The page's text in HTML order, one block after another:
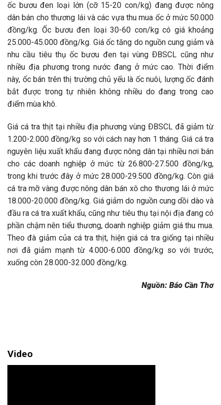
ốc bươu đen loại lớn (cỡ 15-20 con/kg) đang được nông
dân bán cho thương lái và các vựa thu mua ốc ở mức 50.000
đồng/kg. Ốc bươu đen loại 30-60 con/kg có giá khoảng
25.000-45.000 đồng/kg. Giá ốc tăng do nguồn cung giảm và
nhu cầu tiêu thụ ốc bươu đen tại vùng ÐBSCL cũng như
nhiều địa phương trong nước đang ở mức cao. Thời điểm
này, ốc bán trên thị trường chủ yếu là ốc nuôi, lượng ốc đánh
bắt được trong tự nhiên không nhiều do đang trong cao
điểm mùa khô.
Giá cá tra thịt tại nhiều địa phương vùng ÐBSCL đã giảm từ
1.200-2.000 đồng/kg so với cách nay hơn 1 tháng. Giá cá tra
nguyên liệu xuất khẩu đang được nông dân tại nhiều nơi bán
cho các doanh nghiệp ở mức từ 26.800-27.500 đồng/kg,
trong khi trước đây ở mức 28.000-29.500 đồng/kg. Còn giá
cá tra mỡ vàng được nông dân bán xô cho thương lái ở mức
18.000-20.000 đồng/kg. Giá giảm do nguồn cung dồi dào và
đầu ra cá tra xuất khẩu, cũng như tiêu thụ tại nội địa đang có
phần chậm nên tiểu thương, doanh nghiệp giảm giá thu mua.
Theo đà giảm của cá tra thịt, hiện giá cá tra giống tại nhiều
nơi đã giảm mạnh từ 4.000-6.000 đồng/kg so với trước,
xuống còn 28.000-32.000 đồng/kg.
Nguồn: Báo Cần Thơ
Video